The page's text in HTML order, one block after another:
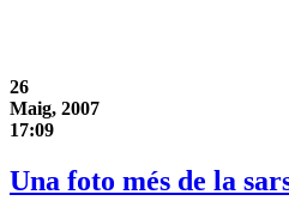
26
Maig, 2007
17:09
Una foto més de la